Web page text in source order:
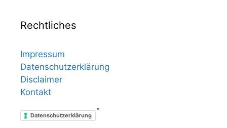
Rechtliches
Impressum
Datenschutzerklärung
Disclaimer
Kontakt
Datenschutzerklärung
*